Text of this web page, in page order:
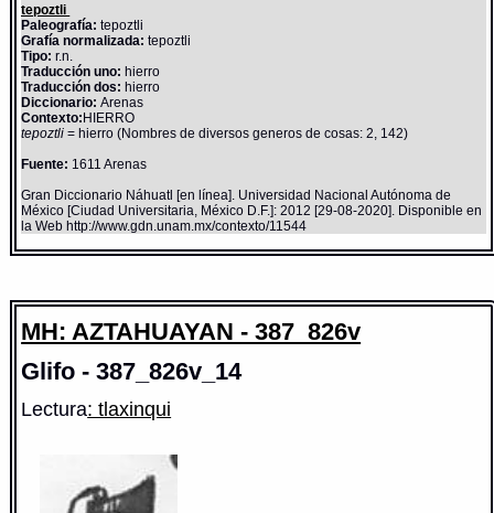
tepoztli
Paleografía: tepoztli
Grafía normalizada: tepoztli
Tipo: r.n.
Traducción uno: hierro
Traducción dos: hierro
Diccionario:Arenas
Contexto: HIERRO
tepoztli= hierro (Nombres de diversos generos de cosas: 2, 142)
Fuente: 1611 Arenas
Gran Diccionario Náhuatl [en línea]. Universidad Nacional Autónoma de
México [Ciudad Universitaria, México D.F.]: 2012 [29-08-2020]. Disponible en
la Web http://www.gdn.unam.mx/contexto/11544
MH: AZTAHUAYAN - 387_826v
Glifo - 387_826v_14
Lectura: tlaxinqui